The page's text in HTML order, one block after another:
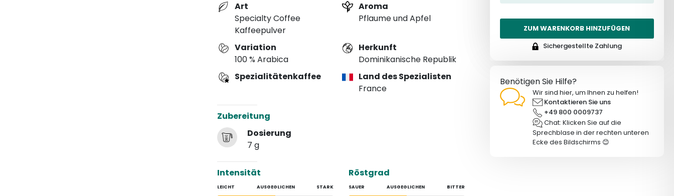
Art
Specialty Coffee
Kaffeepulver
Aroma
Pflaume und Apfel
Variation
100 % Arabica
Herkunft
Dominikanische Republik
Spezialitätenkaffee
Land des Spezialisten
France
Zubereitung
Dosierung
7 g
Intensität
LEICHT AUSGEGLICHEN STARK
Röstgrad
SAUER AUSGEGLICHEN BITTER
ZUM WARENKORB HINZUFÜGEN
Sichergestellte Zahlung
Benötigen Sie Hilfe?
Wir sind hier, um Ihnen zu helfen!
Kontaktieren Sie uns
+49 800 0009737
Chat: Klicken Sie auf die
Sprechblase in der rechten unteren
Ecke des Bildschirms 😊